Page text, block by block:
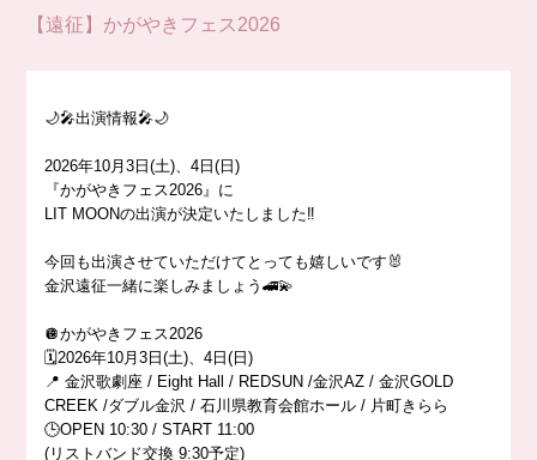
【遠征】かがやきフェス2026
🌙🎤出演情報🎤🌙
2026年10月3日(土)、4日(日)
『かがやきフェス2026』に
LIT MOONの出演が決定いたしました‼️
今回も出演させていただけてとっても嬉しいです🐰
金沢遠征一緒に楽しみましょう🚄💫
🪩かがやきフェス2026
🗓️2026年10月3日(土)、4日(日)
📍 金沢歌劇座 / Eight Hall / REDSUN /金沢AZ / 金沢GOLD
CREEK /ダブル金沢 / 石川県教育会館ホール / 片町きらら
🕒OPEN 10:30 / START 11:00
(リストバンド交換 9:30予定)